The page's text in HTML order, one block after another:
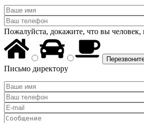
Пожалуйста, докажите, что вы человек,
Письмо директору